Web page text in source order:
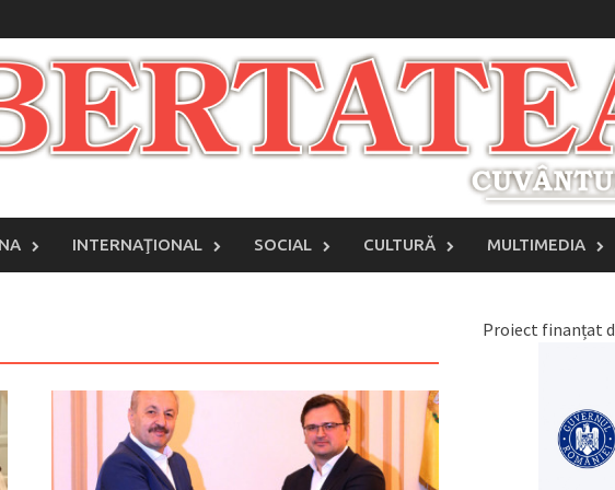
INTERNAŢIONAL SOCIAL CULTURĂ MULTIMEDIA
Proiect finanțat